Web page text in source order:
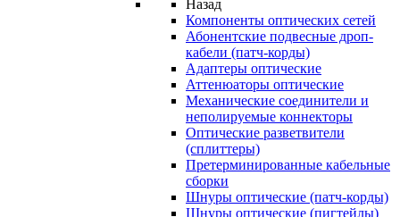
Назад
Компоненты оптических сетей
Абонентские подвесные дроп-
кабели (патч-корды)
Адаптеры оптические
Аттенюаторы оптические
Механические соединители и
неполируемые коннекторы
Оптические разветвители
(сплиттеры)
Претерминированные кабельные
сборки
Шнуры оптические (патч-корды)
Шнуры оптические (пигтейлы)